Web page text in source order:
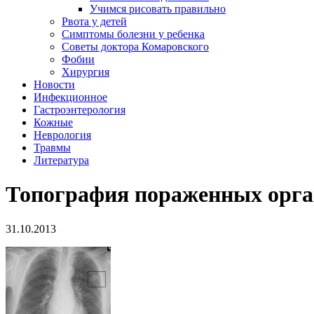
Учимся рисовать правильно
Рвота у детей
Симптомы болезни у ребенка
Советы доктора Комаровского
Фобии
Хирургия
Новости
Инфекционное
Гастроэнтерология
Кожные
Неврология
Травмы
Литература
Топография пораженных
31.10.2013